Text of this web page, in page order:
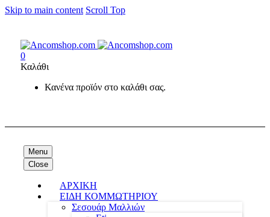
Skip to main content Scroll Top
0
Καλάθι
Κανένα προϊόν στο καλάθι σας.
Menu
Close
ΑΡΧΙΚΗ
ΕΙΔΗ ΚΟΜΜΩΤΗΡΙΟΥ
Σεσουάρ Μαλλιών